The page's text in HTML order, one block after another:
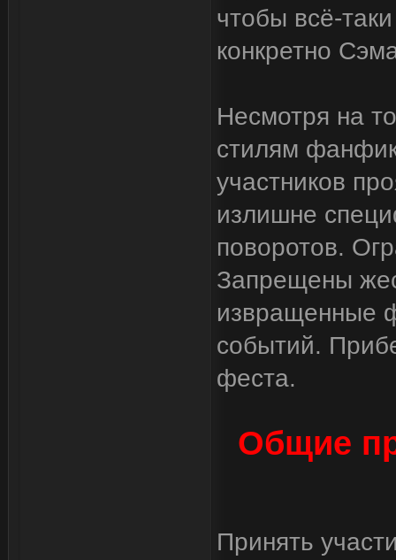
чтобы всё-
конкретно
Несмотря на
стилям
участников
излишне
поворотов.
Запрещены
извращенные
событий.
феста.
Общие
Принять